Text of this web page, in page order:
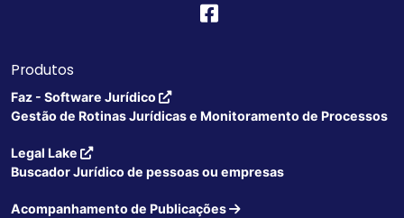
Produtos
Faz - Software Jurídico
Gestão de Rotinas Jurídicas e Monitoramento de Processos
Legal Lake
Buscador Jurídico de pessoas ou empresas
Acompanhamento de Publicações